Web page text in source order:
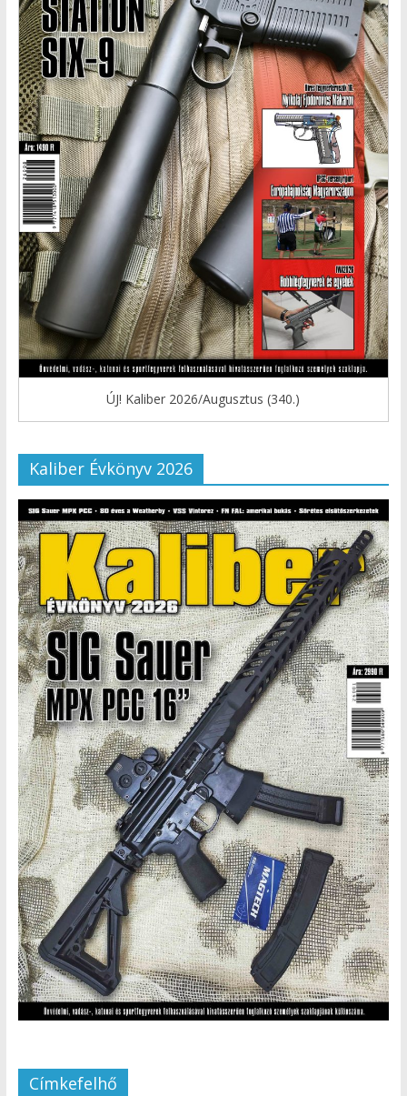
ÚJ! Kaliber 2026/Augusztus (340.)
Kaliber Évkönyv 2026
Címkefelhő